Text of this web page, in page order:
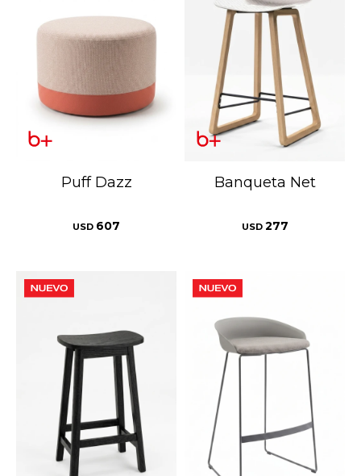
Puff Dazz
USD 607
Banqueta Net
USD 277